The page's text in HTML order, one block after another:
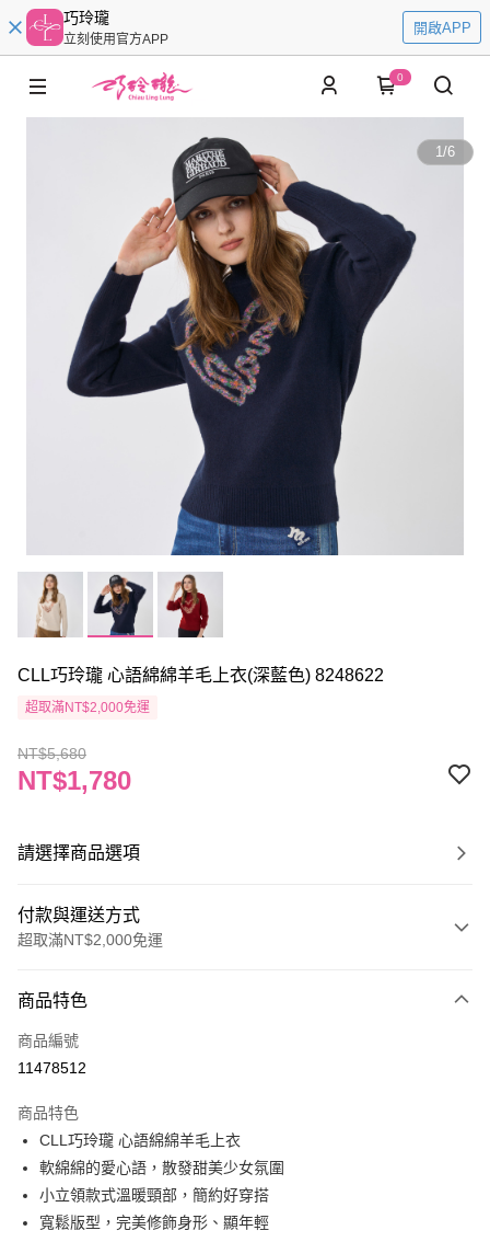
巧玲瓏
立刻使用官方APP
開啟APP
0
1/6
CLL巧玲瓏 心語綿綿羊毛上衣(深藍色) 8248622
超取滿NT$2,000免運
NT$5,680
NT$1,780
請選擇商品選項
付款與運送方式
超取滿NT$2,000免運
信用卡一次付款
信用卡分期付款
合作金庫商業銀行
華南商業銀行
上海商業儲蓄銀行
台北富邦商業銀行
國泰世華商業銀行
兆豐國際商業銀行
臺灣中小企業銀行
台中商業銀行
超商取貨付款
LINE Pay
Apple Pay
商品特色
商品編號
11478512
商品特色
CLL巧玲瓏 心語綿綿羊毛上衣
軟綿綿的愛心語，散發甜美少女氛圍
小立領款式溫暖頸部，簡約好穿搭
寬鬆版型，完美修飾身形、顯年輕